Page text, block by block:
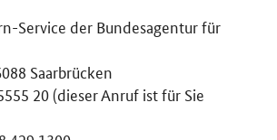
Service der Bundesagentur für
Saarbrücken
20 (dieser Anruf ist für Sie